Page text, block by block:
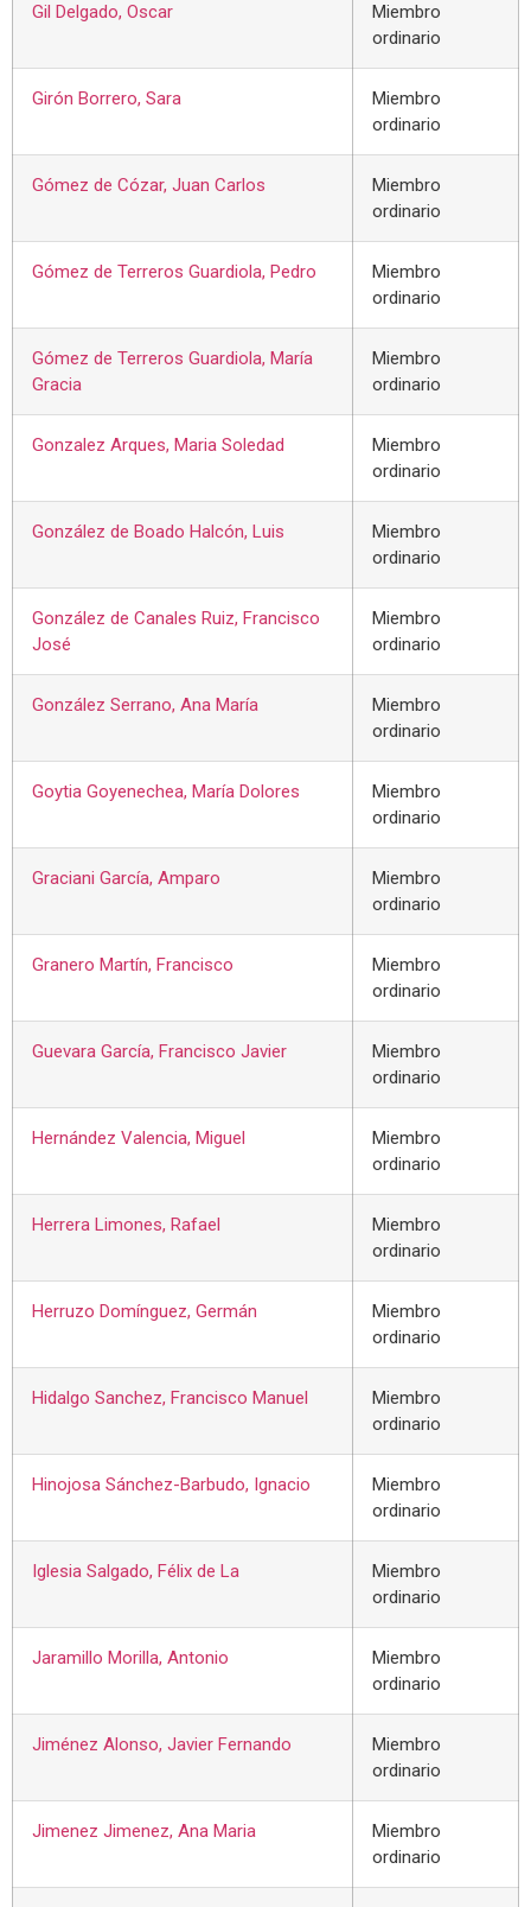
Gil Delgado, Oscar
Miembro
ordinario
Girón Borrero, Sara
Miembro
ordinario
Gómez de Cózar, Juan Carlos
Miembro
ordinario
Gómez de Terreros Guardiola, Pedro
Miembro
ordinario
Gómez de Terreros Guardiola, María
Gracia
Miembro
ordinario
Gonzalez Arques, Maria Soledad
Miembro
ordinario
González de Boado Halcón, Luis
Miembro
ordinario
González de Canales Ruiz, Francisco
José
Miembro
ordinario
González Serrano, Ana María
Miembro
ordinario
Goytia Goyenechea, María Dolores
Miembro
ordinario
Graciani García, Amparo
Miembro
ordinario
Granero Martín, Francisco
Miembro
ordinario
Guevara García, Francisco Javier
Miembro
ordinario
Hernández Valencia, Miguel
Miembro
ordinario
Herrera Limones, Rafael
Miembro
ordinario
Herruzo Domínguez, Germán
Miembro
ordinario
Hidalgo Sanchez, Francisco Manuel
Miembro
ordinario
Hinojosa Sánchez-Barbudo, Ignacio
Miembro
ordinario
Iglesia Salgado, Félix de La
Miembro
ordinario
Jaramillo Morilla, Antonio
Miembro
ordinario
Jiménez Alonso, Javier Fernando
Miembro
ordinario
Jimenez Jimenez, Ana Maria
Miembro
ordinario